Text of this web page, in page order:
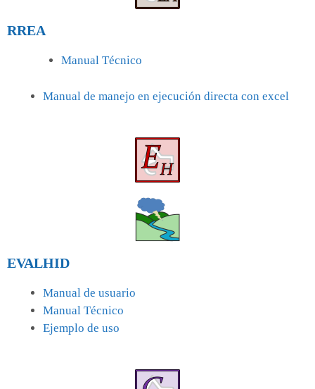
RREA
Manual Técnico
Manual de manejo en ejecución directa con excel
EVALHID
Manual de usuario
Manual Técnico
Ejemplo de uso